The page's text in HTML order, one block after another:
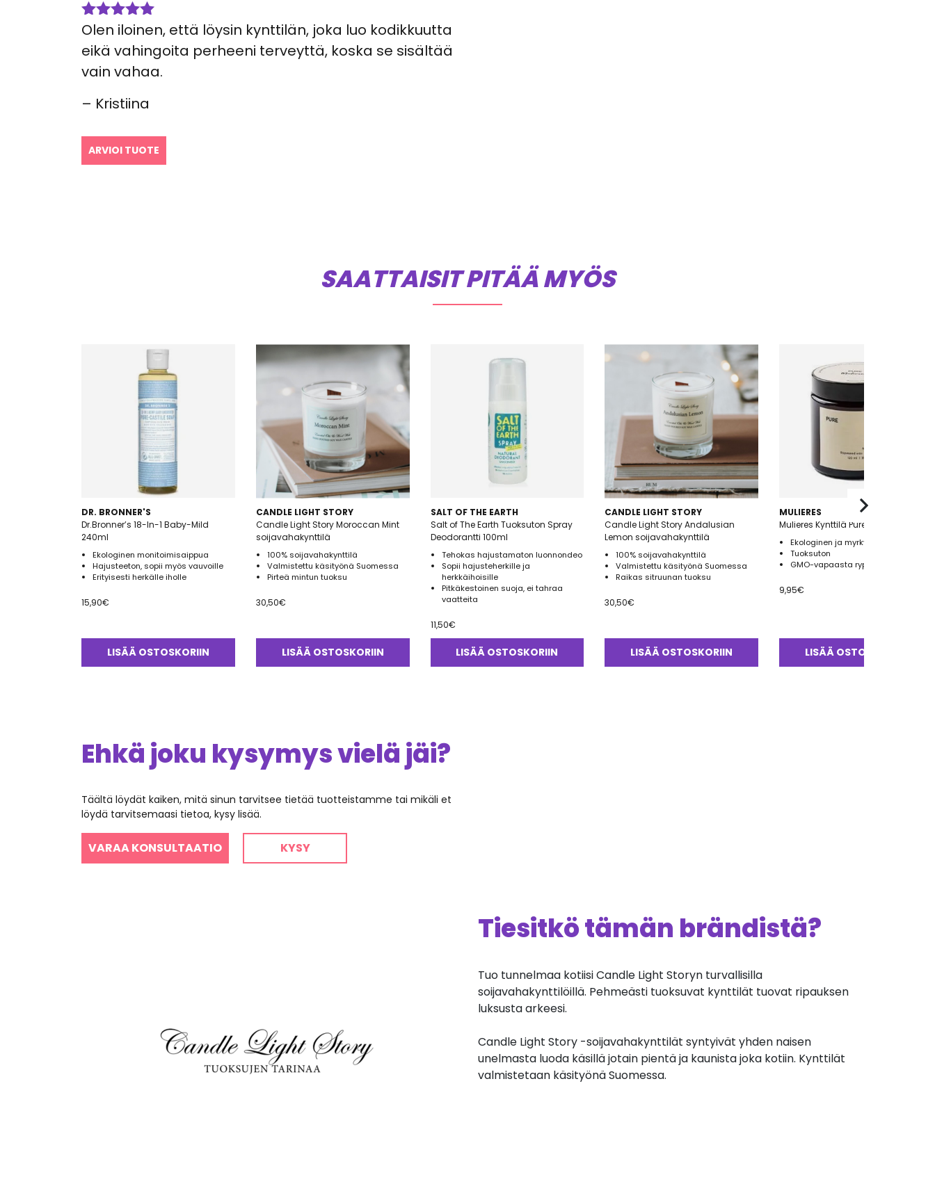
Arvostelu
tuotteesta:
5/ 5
Olen iloinen, että löysin kynttilän, joka luo kodikkuutta
eikä vahingoita perheeni terveyttä, koska se sisältää
vain vahaa.
– Kristiina
ARVIOI TUOTE
SAATTAISIT PITÄÄ MYÖS
DR. BRONNER'S
Dr.Bronner’s 18-In-1 Baby-Mild
240ml
Ekologinen monitoimisaippua
Hajusteeton, sopii myös vauvoille
Erityisesti herkälle iholle
15,90€
LISÄÄ OSTOSKORIIN
CANDLE LIGHT STORY
Candle Light Story Moroccan Mint
soijavahakynttilä
100% soijavahakynttilä
Valmistettu käsityönä Suomessa
Pirteä mintun tuoksu
30,50€
LISÄÄ OSTOSKORIIN
SALT OF THE EARTH
Salt of The Earth Tuoksuton Spray
Deodorantti 100ml
Tehokas hajustamaton luonnondeo
Sopii hajusteherkille ja
herkkäihoisille
Pitkäkestoinen suoja, ei tahraa
vaatteita
11,50€
LISÄÄ OSTOSKORIIN
CANDLE LIGHT STORY
Candle Light Story Andalusian
Lemon soijavahakynttilä
100% soijavahakynttilä
Valmistettu käsityönä Suomessa
Raikas sitruunan tuoksu
30,50€
LISÄÄ OSTOSKORIIN
MULIERES
Mulieres Kynttilä Pure 120ml
Ekologinen ja myrkytön kynttilä
Tuoksuton
GMO-vapaasta rypsivahasta
9,95€
LISÄÄ OSTOSKORIIN
Ehkä joku kysymys vielä jäi?
Täältä löydät kaiken, mitä sinun tarvitsee tietää tuotteistamme tai mikäli et
löydä tarvitsemaasi tietoa, kysy lisää.
VARAA KONSULTAATIO KYSY
Tiesitkö tämän brändistä?
Tuo tunnelmaa kotiisi Candle Light Storyn turvallisilla
soijavahakynttilöillä. Pehmeästi tuoksuvat kynttilät tuovat ripauksen
luksusta arkeesi.
Candle Light Story -soijavahakynttilät syntyivät yhden naisen
unelmasta luoda käsillä jotain pientä ja kaunista joka kotiin. Kynttilät
valmistetaan käsityönä Suomessa.